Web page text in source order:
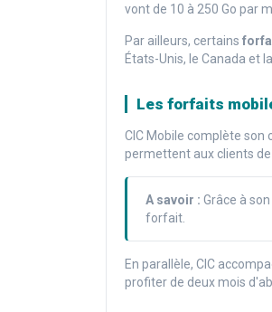
vont de 10 à 250 Go par
Par ailleurs, certains
États-Unis, le Canada et
Les forfaits
CIC Mobile complète
permettent aux clients de
A savoir : Grâce à
forfait.
En parallèle, CIC
profiter de deux mois